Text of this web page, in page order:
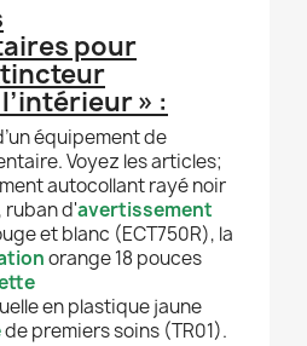
pour
» :
équipement de
Voyez les articles;
autocollant rayé noir
ruban d'avertissement
et blanc (ECT750R), la
orange 18 pouces
en plastique jaune
de premiers soins (TR01).